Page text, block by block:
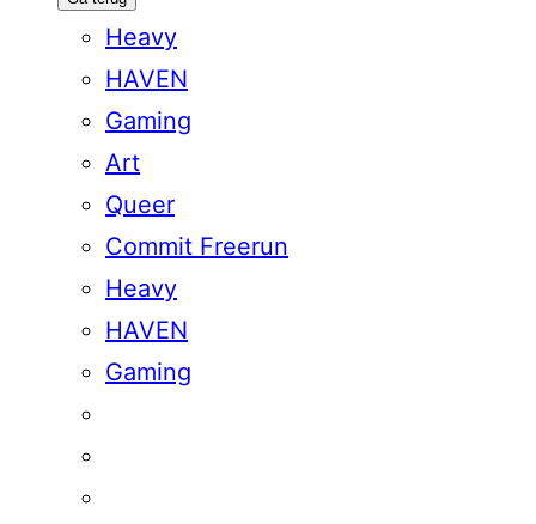
Heavy
HAVEN
Gaming
Art
Queer
Commit Freerun
Heavy
HAVEN
Gaming